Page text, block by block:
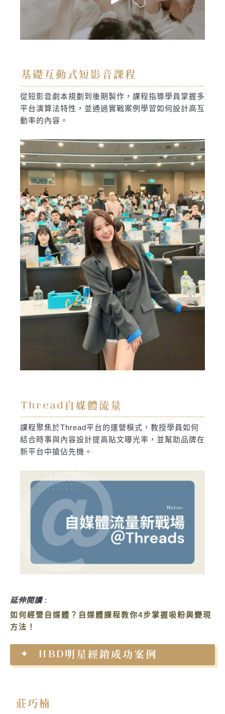
基礎互動式短影音課程
從短影音劇本規劃到後期製作，課程指導學員掌握多
平台演算法特性，並通過實戰案例學習如何設計高互
動率的內容。
Thread自媒體流量
課程聚焦於Thread平台的運營模式，教授學員如何
結合時事與內容設計提高貼文曝光率，並幫助品牌在
新平台中搶佔先機。
延伸閱讀:
如何經營自媒體？自媒體課程教你4步掌握吸粉與變現
方法！
HBD明星經銷成功案例
莊巧楠